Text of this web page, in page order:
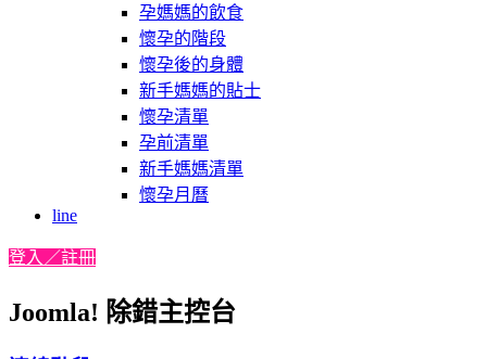
孕媽媽的飲食
懷孕的階段
懷孕後的身體
新手媽媽的貼士
懷孕清單
孕前清單
新手媽媽清單
懷孕月曆
line
登入／註冊
Joomla! 除錯主控台